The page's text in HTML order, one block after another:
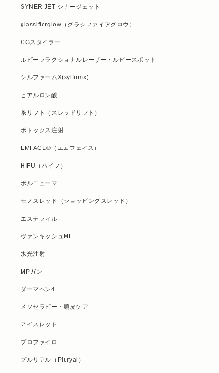
SYNER JET シナージェット
glassifierglow（グラシファイアグロウ）
CGスタイラー
ルビーフラクショナルレーザー・ルビースポット
シルファームX(sylfirmx)
ヒアルロン酸
糸リフト（スレッドリフト）
ボトックス注射
EMFACE®（エムフェイス）
HIFU（ハイフ）
ボルニューマ
モノスレッド（ショッピングスレッド）
エステフィル
ヴァンキッシュME
水光注射
MPガン
ダーマペン4
メソセラピー・頭皮ケア
アイスレッド
プロファイロ
プルリアル（Pluryal）